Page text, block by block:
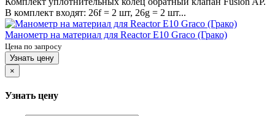
В комплект входят: 26f = 2 шт, 26g = 2 шт...
Манометр на материал для Reactor E10 Graco (Грако)
Цена по запросу
Узнать цену
×
Узнать цену